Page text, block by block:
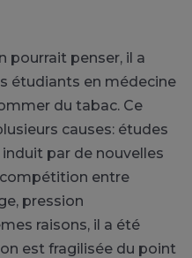
pourrait penser, il a
étudiants en médecine
du tabac. Ce
causes: études
par de nouvelles
compétition entre
pression
raisons, il a été
est fragilisée du point